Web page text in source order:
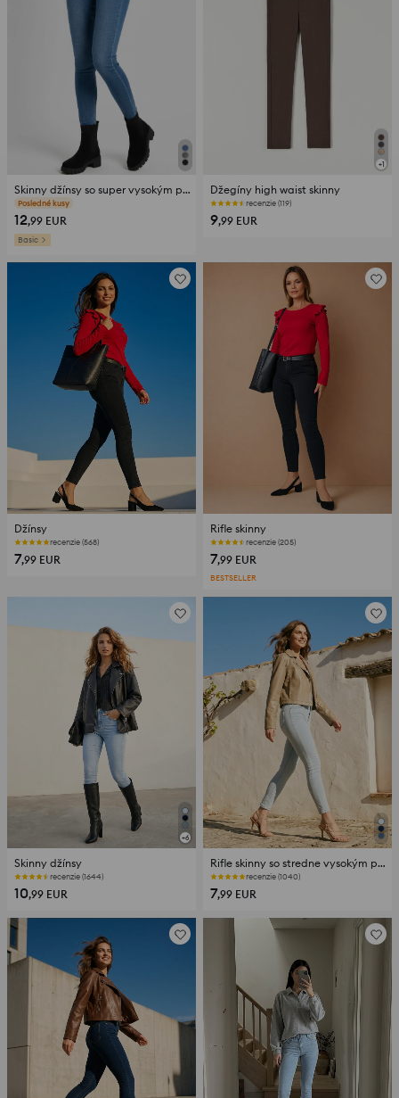
Skinny džínsy so super vysokým pásom
Posledné kusy
12,99 EUR
Basic
+1
Džegíny high waist skinny
recenzie (119)
9,99 EUR
Džínsy
recenzie (568)
7,99 EUR
Rifle skinny
recenzie (205)
7,99 EUR
BESTSELLER
+6
Skinny džínsy
recenzie (1644)
10,99 EUR
Rifle skinny so stredne vysokým pásom
recenzie (1040)
7,99 EUR